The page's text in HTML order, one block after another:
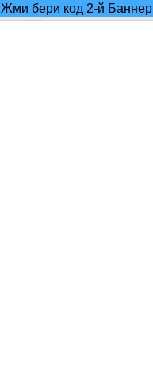
Жми бери код 2-й Баннер